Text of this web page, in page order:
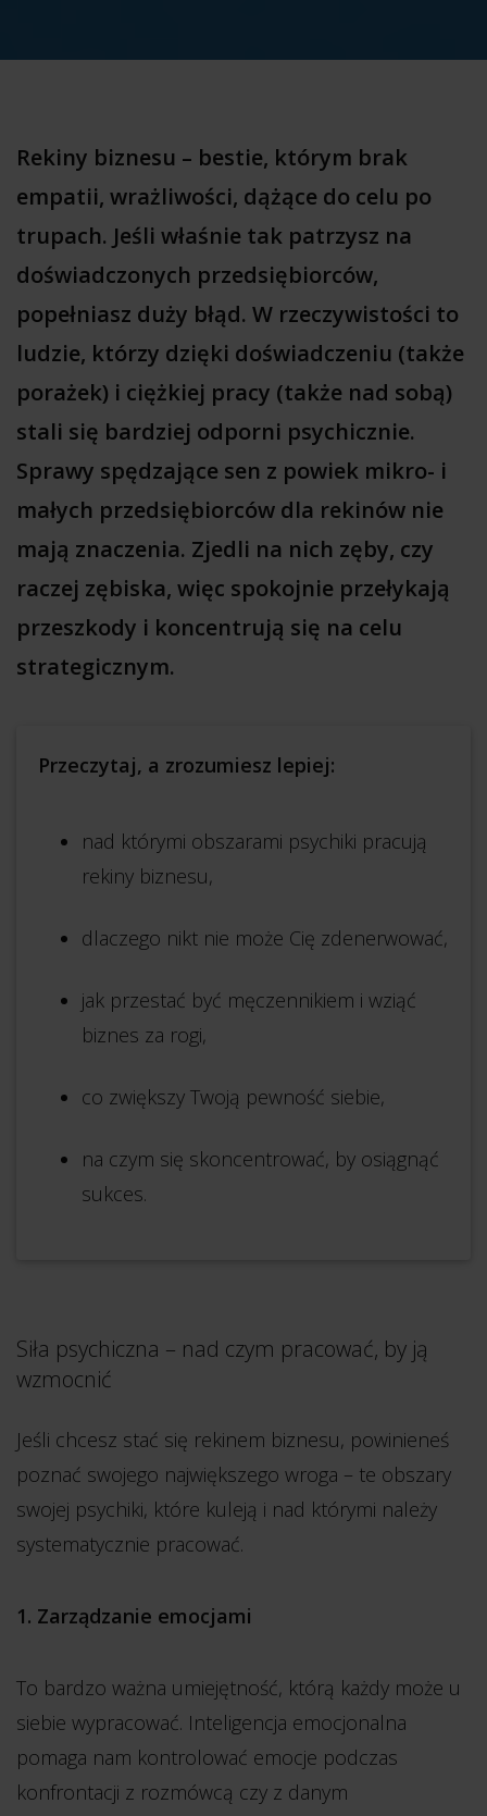
Rekiny biznesu – bestie, którym brak
empatii, wrażliwości, dążące do celu po
trupach. Jeśli właśnie tak patrzysz na
doświadczonych przedsiębiorców,
popełniasz duży błąd. W rzeczywistości to
ludzie, którzy dzięki doświadczeniu (także
porażek) i ciężkiej pracy (także nad sobą)
stali się bardziej odporni psychicznie.
Sprawy spędzające sen z powiek mikro- i
małych przedsiębiorców dla rekinów nie
mają znaczenia. Zjedli na nich zęby, czy
raczej zębiska, więc spokojnie przełykają
przeszkody i koncentrują się na celu
strategicznym.
Przeczytaj, a zrozumiesz lepiej:
nad którymi obszarami psychiki pracują
rekiny biznesu,
dlaczego nikt nie może Cię zdenerwować,
jak przestać być męczennikiem i wziąć
biznes za rogi,
co zwiększy Twoją pewność siebie,
na czym się skoncentrować, by osiągnąć
sukces.
Siła psychiczna – nad czym pracować, by ją
wzmocnić
Jeśli chcesz stać się rekinem biznesu, powinieneś
poznać swojego największego wroga – te obszary
swojej psychiki, które kuleją i nad którymi należy
systematycznie pracować.
1. Zarządzanie emocjami
To bardzo ważna umiejętność, którą każdy może u
siebie wypracować. Inteligencja emocjonalna
pomaga nam kontrolować emocje podczas
konfrontacji z rozmówcą czy z danym